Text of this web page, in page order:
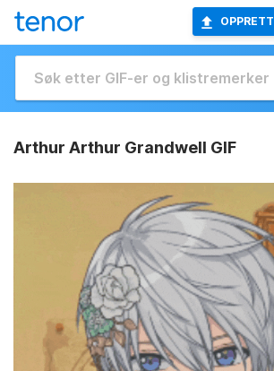
OPPRETT
Arthur Arthur Grandwell GIF